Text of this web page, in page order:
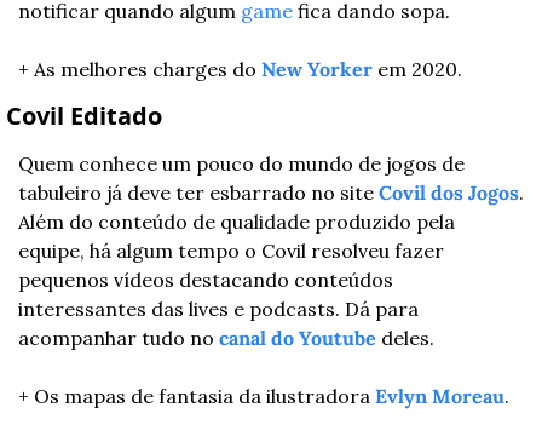
notificar quando algum game fica dando sopa.
+ As melhores charges do New Yorker em 2020.
Covil Editado
Quem conhece um pouco do mundo de jogos de
tabuleiro já deve ter esbarrado no site Covil dos Jogos.
Além do conteúdo de qualidade produzido pela
equipe, há algum tempo o Covil resolveu fazer
pequenos vídeos destacando conteúdos
interessantes das lives e podcasts. Dá para
acompanhar tudo no canal do Youtube deles.
+ Os mapas de fantasia da ilustradora Evlyn Moreau.